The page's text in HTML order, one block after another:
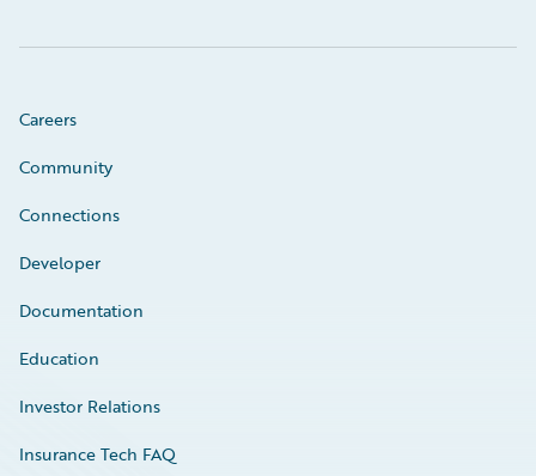
Careers
Community
Connections
Developer
Documentation
Education
Investor Relations
Insurance Tech FAQ